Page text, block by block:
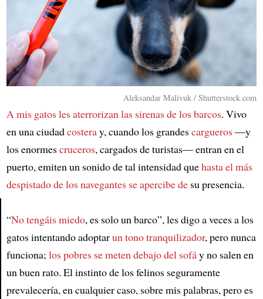
Article
Aleksandar Malivuk / Shutterstock.com
A mis gatos les aterrorizan las sirenas de los barcos. Vivo
en una ciudadcosteray, cuando los grandescargueros—y
los enormescruceros, cargados de turistas— entran en el
puerto, emiten un sonido de tal intensidad quehasta el más
despistado de los navegantes se apercibe desu presencia.
“No tengáis miedo, es solo un barco”, les digo a veces a los
gatos intentando adoptarun tono tranquilizador, pero nunca
funciona; los pobres se meten debajo del sofáy no salen en
un buen rato. El instinto de los felinos seguramente
prevalecería, en cualquier caso, sobre mis palabras, pero es